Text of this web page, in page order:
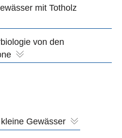
mit Totholz
von den
Gewässer